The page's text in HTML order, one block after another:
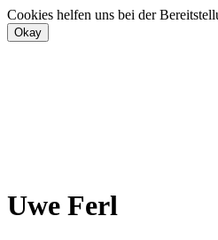
Cookies helfen uns bei der
Uwe Ferl